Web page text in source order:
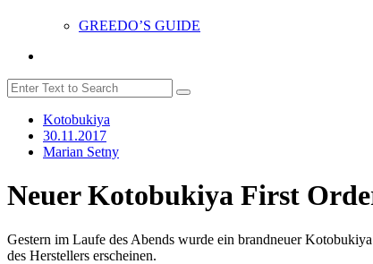
GREEDO’S GUIDE
Kotobukiya
30.11.2017
Marian Setny
Neuer Kotobukiya First
Gestern im Laufe des Abends wurde ein brandneuer
des Herstellers erscheinen.